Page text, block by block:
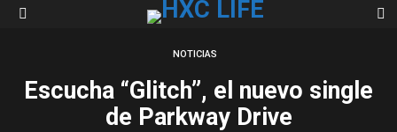
NOTICIAS
Escucha “Glitch”, el nuevo single
de Parkway Drive